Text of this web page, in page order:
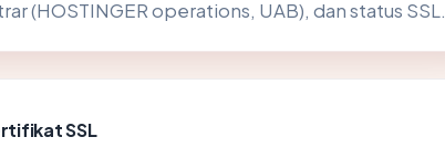
(HOSTINGER operations, UAB), dan status SSL.
SSL